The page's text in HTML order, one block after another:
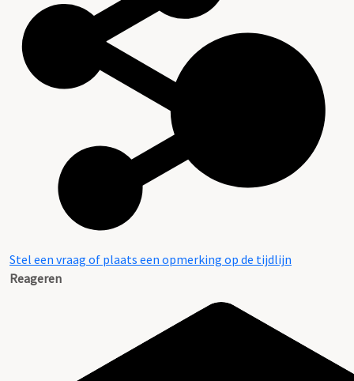
Aanwijzingen voor de gebruiker
Stel een vraag of plaats een opmerking op de tijdlijn
Reageren